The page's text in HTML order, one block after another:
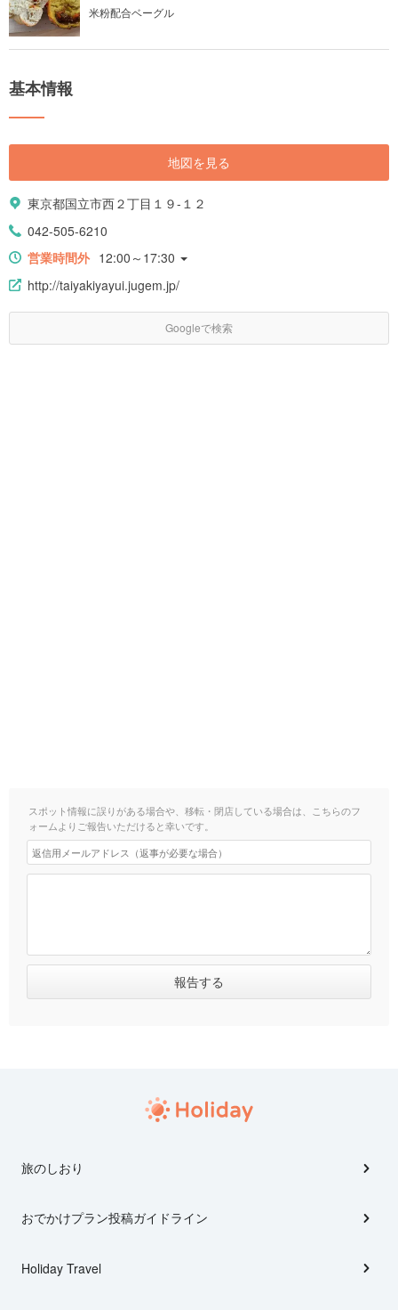
米粉配合ベーグル
基本情報
地図を見る
東京都国立市西２丁目１９-１２
042-505-6210
営業時間外 12:00～17:30
http://taiyakiyayui.jugem.jp/
Googleで検索
スポット情報に誤りがある場合や、移転・閉店している場合は、こちらのフ
ォームよりご報告いただけると幸いです。
旅のしおり
おでかけプラン投稿ガイドライン
Holiday Travel